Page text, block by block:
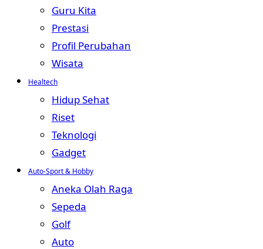
Guru Kita
Prestasi
Profil Perubahan
Wisata
Healtech
Hidup Sehat
Riset
Teknologi
Gadget
Auto-Sport & Hobby
Aneka Olah Raga
Sepeda
Golf
Auto